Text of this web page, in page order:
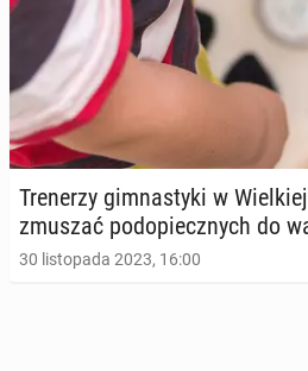
Tre­ne­rzy gim­na­sty­ki w
zmuszać pod­opiecz­nych do
30 listopada 2023, 16:00